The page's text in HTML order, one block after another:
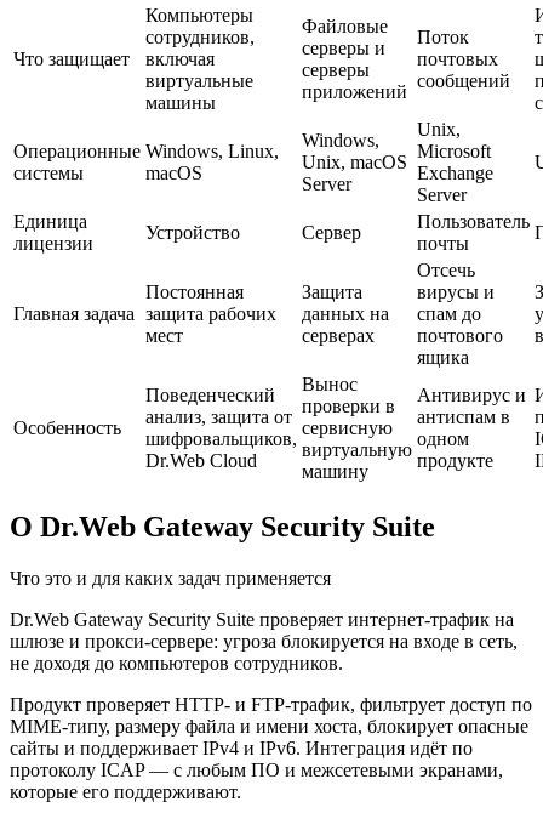
Что защищает
Компьютеры
сотрудников,
включая
виртуальные
машины
Файловые
серверы и
серверы
приложений
Поток
почтовых
сообщений
Операционные
системы
Windows, Linux,
macOS
Windows,
Unix, macOS
Server
Unix,
Microsoft
Exchange
Server
Единица
лицензии
Устройство Сервер
Пользователь
почты
Главная задача
Постоянная
защита рабочих
мест
Защита
данных на
серверах
Отсечь
вирусы и
спам до
почтового
ящика
Особенность
Поведенческий
анализ, защита от
шифровальщиков,
Dr.Web Cloud
Вынос
проверки в
сервисную
виртуальную
машину
Антивирус и
антиспам в
одном
продукте
О Dr.Web Gateway Security Suite
Что это и для каких задач применяется
Dr.Web Gateway Security Suite проверяет интернет-трафик на
шлюзе и прокси-сервере: угроза блокируется на входе в сеть,
не доходя до компьютеров сотрудников.
Продукт проверяет HTTP- и FTP-трафик, фильтрует доступ по
MIME-типу, размеру файла и имени хоста, блокирует опасные
сайты и поддерживает IPv4 и IPv6. Интеграция идёт по
протоколу ICAP — с любым ПО и межсетевыми экранами,
которые его поддерживают.